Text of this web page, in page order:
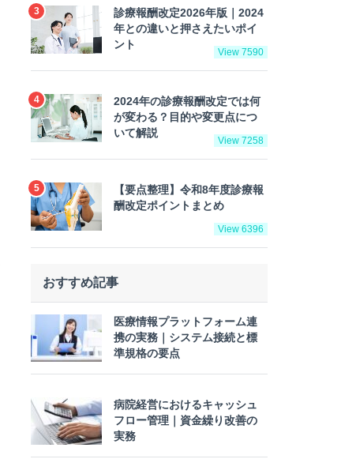
診療報酬改定2026年版｜2024
年との違いと押さえたいポイ
ント
View 7590
2024年の診療報酬改定では何
が変わる？目的や変更点につ
いて解説
View 7258
【要点整理】令和8年度診療報
酬改定ポイントまとめ
View 6396
おすすめ記事
医療情報プラットフォーム連
携の実務｜システム接続と標
準規格の要点
病院経営におけるキャッシュ
フロー管理｜資金繰り改善の
実務